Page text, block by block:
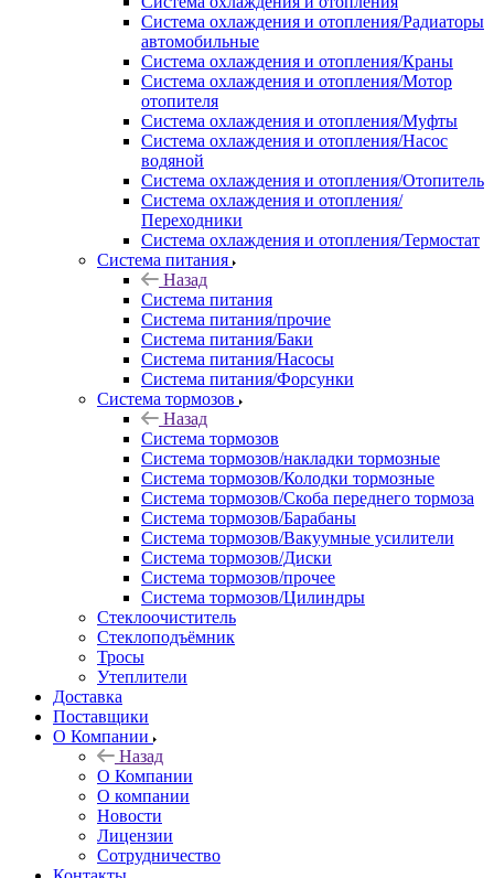
Система охлаждения и отопления/Радиаторы
автомобильные
Система охлаждения и отопления/Краны
Система охлаждения и отопления/Мотор
отопителя
Система охлаждения и отопления/Муфты
Система охлаждения и отопления/Насос
водяной
Система охлаждения и отопления/Отопитель
Система охлаждения и отопления/
Переходники
Система охлаждения и отопления/Термостат
Система питания
Назад
Система питания
Система питания/прочие
Система питания/Баки
Система питания/Насосы
Система питания/Форсунки
Система тормозов
Назад
Система тормозов
Система тормозов/накладки тормозные
Система тормозов/Колодки тормозные
Система тормозов/Скоба переднего тормоза
Система тормозов/Барабаны
Система тормозов/Вакуумные усилители
Система тормозов/Диски
Система тормозов/прочее
Система тормозов/Цилиндры
Стеклоочиститель
Стеклоподъёмник
Тросы
Утеплители
Доставка
Поставщики
О Компании
Назад
О Компании
О компании
Новости
Лицензии
Сотрудничество